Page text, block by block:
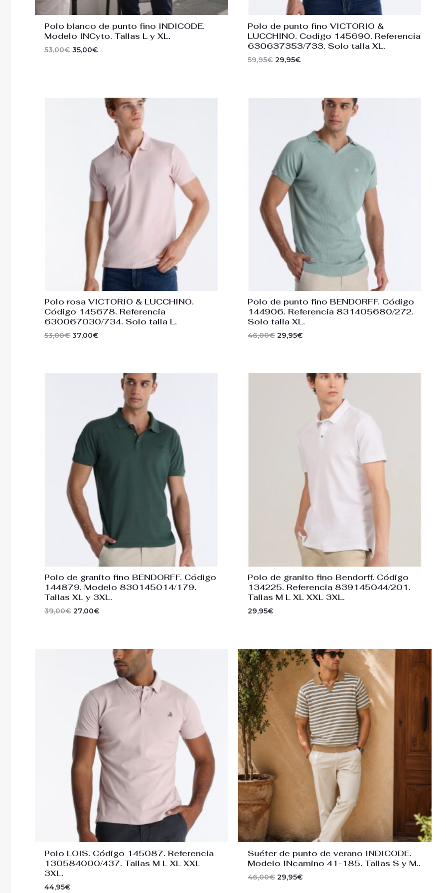
Polo blanco de punto fino INDICODE.
Modelo INCyto. Tallas L y XL.
53,00€ 35,00€
Polo de punto fino VICTORIO &
LUCCHINO. Codigo 145690. Referencia
630637353/733. Solo talla XL.
59,95€ 29,95€
Polo rosa VICTORIO & LUCCHINO.
Código 145678. Referencia
630067030/734. Solo talla L.
53,00€ 37,00€
El
precio
actual
37,00€.
Polo de punto fino BENDORFF. Código
144906. Referencia 831405680/272.
Solo talla XL.
46,00€
46,00€.
29,95€
precio
actual
29,95€.
Polo de granito fino BENDORFF. Código
144879. Modelo 830145014/179.
Tallas XL y 3XL.
39,00€ 27,00€
precio
27,00€.
Polo de granito fino Bendorff. Código
134225. Referencia 839145044/201.
Tallas M L XL XXL 3XL.
29,95€
Polo LOIS. Código 145087. Referencia
130584000/437. Tallas M L XL XXL
3XL.
44,95€
Suéter de punto de verano INDICODE.
Modelo INcamino 41-185. Tallas S y M..
46,00€
El
precio
original
46,00€.
29,95€
El
precio
actual
es:
29,95€.